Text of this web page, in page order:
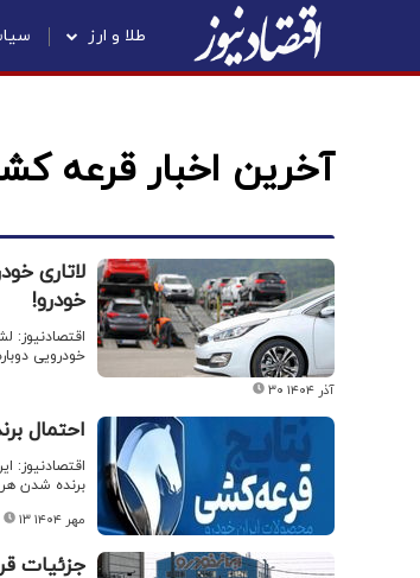
طلا و ارز
آخرین اخبار قرعه
خودرو!
خودرویی
۳۰ آذر ۱۴۰۴
احتمال
برنده شدن هر
۱۳ مهر ۱۴۰۴
جزئیات